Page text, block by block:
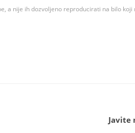
a nije ih dozvoljeno reproducirati na bilo
Javite